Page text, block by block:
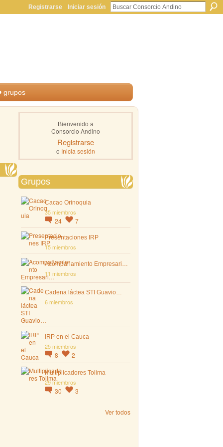
Registrarse Iniciar sesión
grupos
Bienvenido a
Consorcio Andino
Registrarse
o Inicia sesión
Grupos
Cacao Orinoquia
35 miembros
24 7
Presentaciones IRP
15 miembros
Acompañamiento Empresari…
11 miembros
Cadena láctea STI Guavio…
6 miembros
IRP en el Cauca
25 miembros
8 2
Multiplicadores Tolima
29 miembros
30 3
Ver todos